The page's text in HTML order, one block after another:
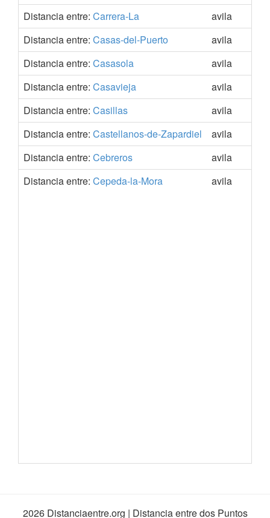
Distancia entre: Carrera-La avila
Distancia entre: Casas-del-Puerto avila
Distancia entre: Casasola avila
Distancia entre: Casavieja avila
Distancia entre: Casillas avila
Distancia entre: Castellanos-de-Zapardiel avila
Distancia entre: Cebreros avila
Distancia entre: Cepeda-la-Mora avila
2026 Distanciaentre.org | Distancia entre dos Puntos